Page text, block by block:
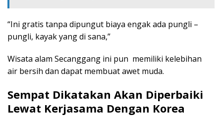
“Ini gratis tanpa dipungut biaya engak ada pungli –
pungli, kayak yang di sana,”
Wisata alam Secanggang ini pun memiliki kelebihan
air bersih dan dapat membuat awet muda.
Sempat Dikatakan Akan Diperbaiki
Lewat Kerjasama Dengan Korea